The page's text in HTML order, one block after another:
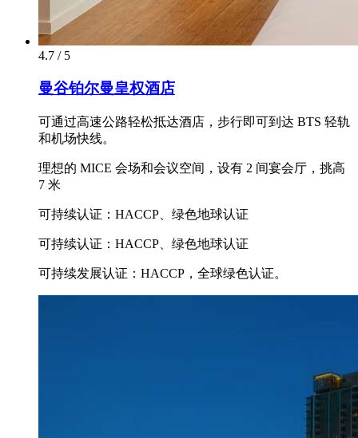
4.7 / 5
曼谷铂尔曼皇权酒店
可通过高速公路轻松抵达酒店，步行即可到达 BTS 轻轨
和机场快线。
理想的 MICE 会场和会议空间，设有 2 间宴会厅，挑高
7 米
可持续认证：HACCP、绿色地球认证
可持续认证：HACCP、绿色地球认证
可持续发展认证：HACCP，全球绿色认证。